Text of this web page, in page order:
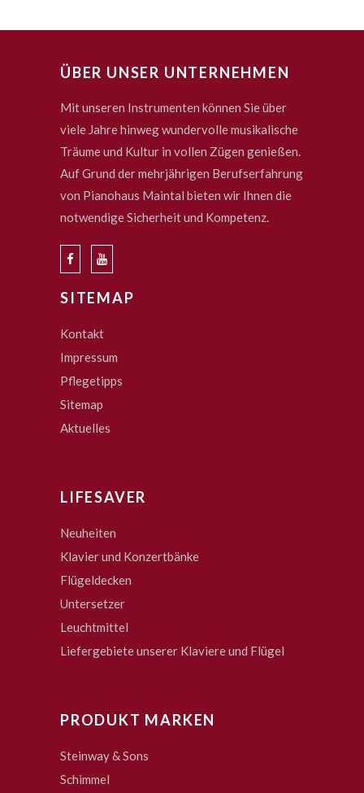
ÜBER UNSER UNTERNEHMEN
Mit unseren Instrumenten können Sie über
viele Jahre hinweg wundervolle musikalische
Träume und Kultur in vollen Zügen genießen.
Auf Grund der mehrjährigen Berufserfahrung
von Pianohaus Maintal bieten wir Ihnen die
notwendige Sicherheit und Kompetenz.
SITEMAP
Kontakt
Impressum
Pflegetipps
Sitemap
Aktuelles
LIFESAVER
Neuheiten
Klavier und Konzertbänke
Flügeldecken
Untersetzer
Leuchtmittel
Liefergebiete unserer Klaviere und Flügel
PRODUKT MARKEN
Steinway & Sons
Schimmel